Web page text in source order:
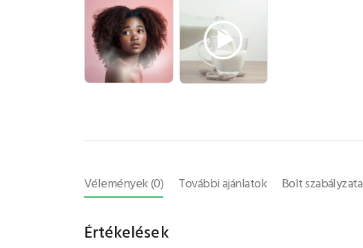
Vélemények (0) További ajánlatok Bolt szabályzata
Értékelések